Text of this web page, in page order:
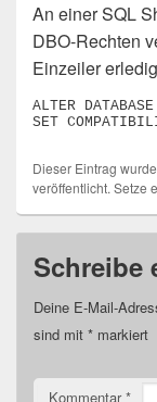
An einer SQL
DBO-Rechten
Einzeiler
ALTER
SET
Dieser Eintrag
veröffentlicht. Setze
Schreibe
Deine E-Mail-
sind mit * markiert
Kommentar*